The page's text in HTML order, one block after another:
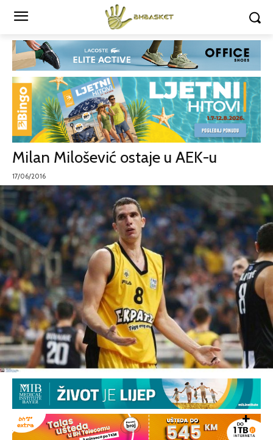
Milan Milošević ostaje u AEK-u
17/06/2016